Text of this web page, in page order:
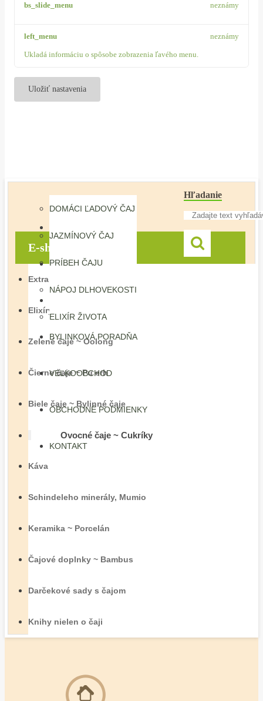
bs_slide_menu neznámy
left_menu
Ukladá informáciu o spôsobe zobrazenia ľavého menu.
neznámy
Uložiť nastavenia
O ČAJI
DOMÁCI ĽADOVÝ ČAJ
JAZMÍNOVÝ ČAJ
PRÍBEH ČAJU
NÁPOJ DLHOVEKOSTI
ELIXÍR ŽIVOTA
BYLINKOVÁ PORADŇA
VEĽKOOBCHOD
OBCHODNÉ PODMIENKY
KONTAKT
Hľadanie
E-shop
Extrakty Herba Vitalis
Elixíry Herba Vitalis
Zelené čaje ~ Oolong
Čierne čaje ~ Pu erh
Biele čaje ~ Bylinné čaje
Ovocné čaje ~ Cukríky
Káva
Schindeleho minerály, Mumio
Keramika ~ Porcelán
Čajové doplnky ~ Bambus
Darčekové sady s čajom
Knihy nielen o čaji